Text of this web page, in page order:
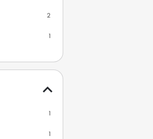
2
1
1
1
1